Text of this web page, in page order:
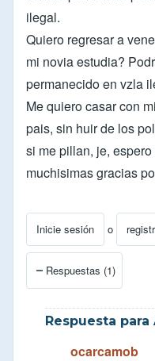
ilegal.
Quiero regresar a
mi novia estudia?
permanecido en vzla
Me quiero casar con
pais, sin huir de los
si me pillan, je,
muchisimas gracias
Inicie sesión o
Respuestas (1)
Respuesta
ocarcamob